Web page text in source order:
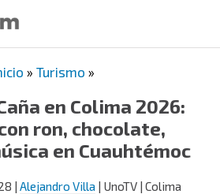
» Turismo »
en Colima 2026:
ron, chocolate,
en Cuauhtémoc
| Alejandro Villa | UnoTV | Colima